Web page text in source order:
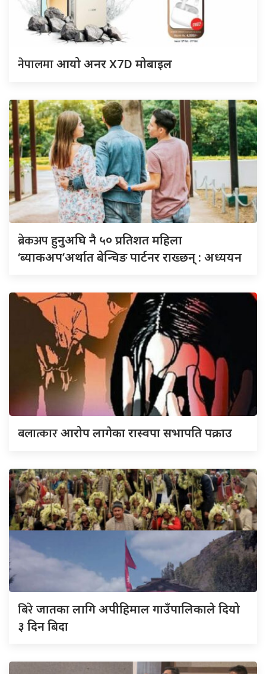
नेपालमाआयो अनर X7D मोबाइल
ब्रेकअपहुनुअघि नै ५० प्रतिशत महिला
‘ब्याकअप’अर्थात बेन्चिङ पार्टनर राख्छन् : अध्ययन
बलात्कारआरोप लागेका रास्वपा सभापति पक्राउ
बिरेजातका लागि अपीहिमाल गाउँपालिकाले दियो
३ दिन बिदा